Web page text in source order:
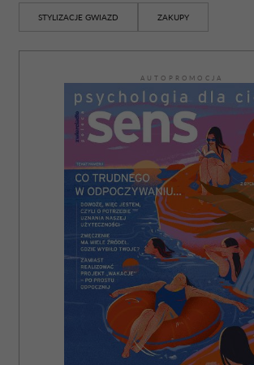
STYLIZACJE GWIAZD ZAKUPY
AUTOPROMOCJA